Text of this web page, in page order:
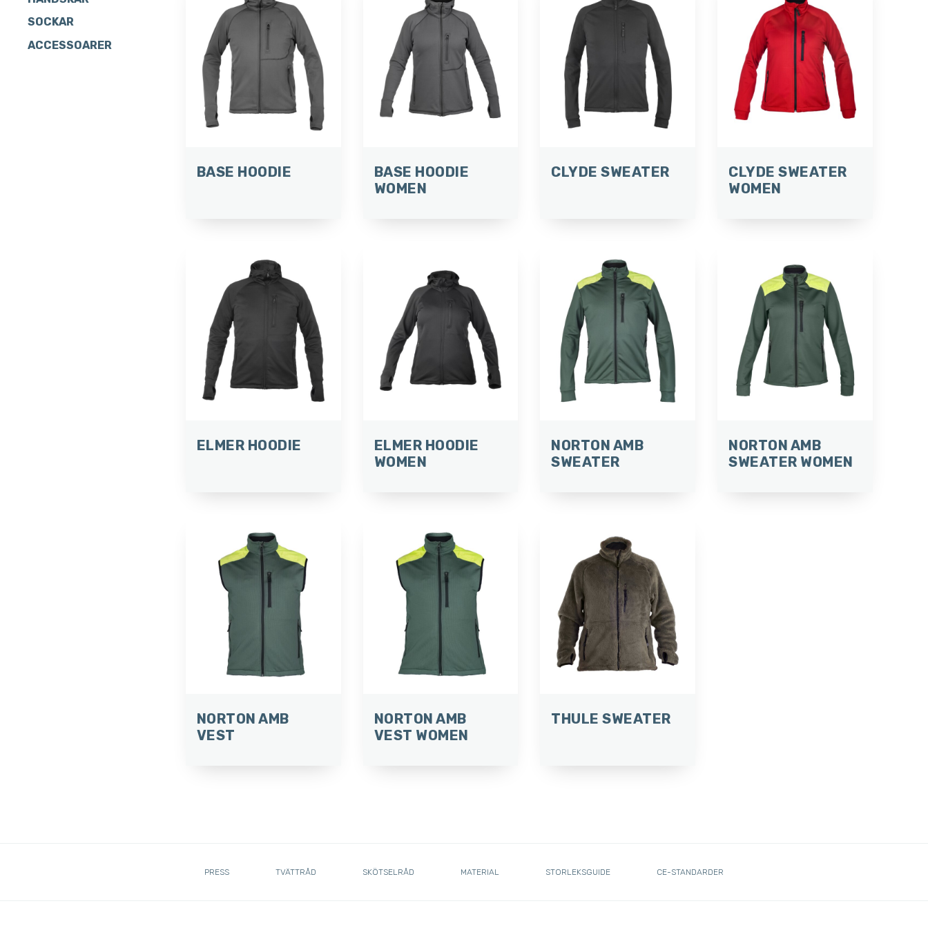
SOCKAR
ACCESSOARER
BASE HOODIE
BASE HOODIE
WOMEN
CLYDE SWEATER
CLYDE SWEATER
WOMEN
ELMER HOODIE
ELMER HOODIE
WOMEN
NORTON AMB
SWEATER
NORTON AMB
SWEATER WOMEN
NORTON AMB
VEST
NORTON AMB
VEST WOMEN
THULE SWEATER
PRESS TVÄTTRÅD SKÖTSELRÅD MATERIAL STORLEKSGUIDE CE-STANDARDER